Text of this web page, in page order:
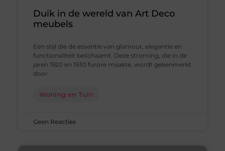
Duik in de wereld van Art Deco
meubels
Een stijl die de essentie van glamour, elegantie en
functionaliteit belichaamt. Deze stroming, die in de
jaren 1920 en 1930 furore maakte, wordt gekenmerkt
door
Woning en Tuin
Geen Reacties